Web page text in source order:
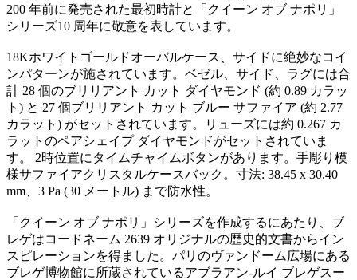
200 年前に発売された最初時計と「クイーン オブ ナポリ」
シリーズ10 周年に敬意を表しています。
18Kホワイトゴールドオーバルケース、サイドに絶妙なコイ
ンパターンが施されています。ベゼル、サイド、ラグには合
計 28 個のブリリアント カット ダイヤモンド (約 0.89 カラッ
ト) と 27 個ブリリアント カット ブルー サファイア (約 2.77
カラット) がセットされています。リューズには約 0.267 カ
ラットのペアシェイプ ダイヤモンドがセットされていま
す。 2時位置にタイムチャイムボタンがあります。手彫り模
様サファイアクリスタルケースバック。寸法: 38.45 x 30.40
mm、3 Pa (30 メートル) まで防水性。
「クイーン オブ ナポリ」シリーズを作成するにあたり、ブ
レゲはコードネーム 2639 オリジナルの歴史的文書からイン
スピレーションを得ました。パリのヴァンドーム広場にある
ブレゲ博物館に所蔵されているアブラアン-ルイ ブレゲスー